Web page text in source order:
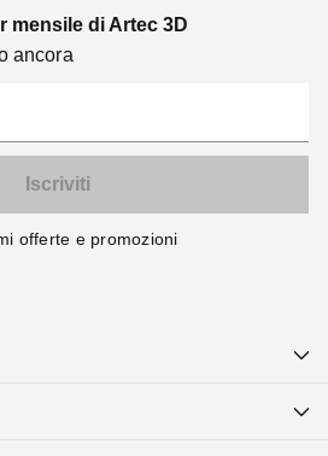
mensile di Artec 3D
ancora
offerte e promozioni